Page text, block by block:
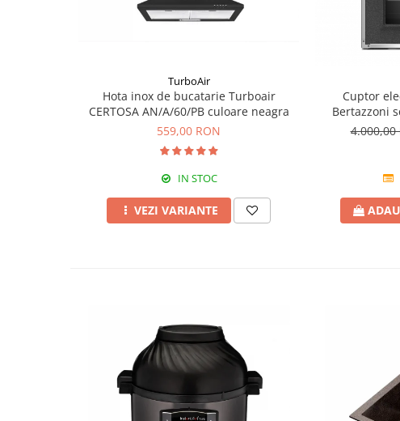
TurboAir
Hota inox de bucatarie Turboair
CERTOSA AN/A/60/PB culoare neagra
559,00 RON
IN STOC
VEZI VARIANTE
Cuptor
Bertazzoni